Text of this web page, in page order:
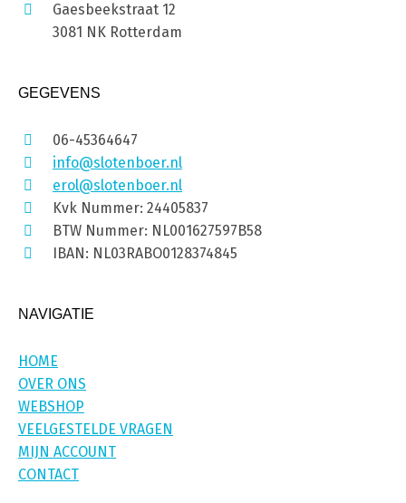
Gaesbeekstraat 12
3081 NK Rotterdam
GEGEVENS
06-45364647
info@slotenboer.nl
erol@slotenboer.nl
Kvk Nummer: 24405837
BTW Nummer: NL001627597B58
IBAN: NL03RABO0128374845
NAVIGATIE
HOME
OVER ONS
WEBSHOP
VEELGESTELDE VRAGEN
MIJN ACCOUNT
CONTACT